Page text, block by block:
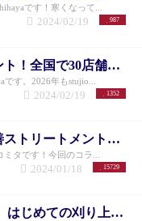
です！寒くなって...
987
2024/02/19
ミネコラ水素トリートメント！全国で30店舗限定！〜プレミアムパウダー〜
す。2026年もstujio...
1352
2024/02/19
【2026年最新版】髪質改善ストリートメントを徹底解説！！
タです！今回のコラ...
15729
2024/01/18
【2026年メンズ スタイル】はじめての刈り上げスタイル&ミリ数別のおすすめスタイル